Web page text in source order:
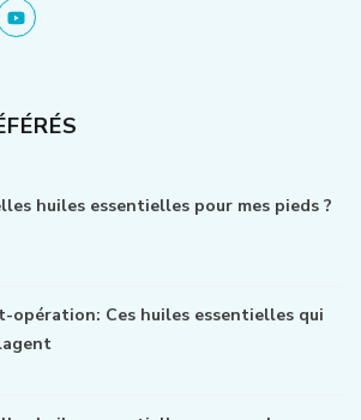
huiles essentielles pour mes pieds ?
opération: Ces huiles essentielles qui